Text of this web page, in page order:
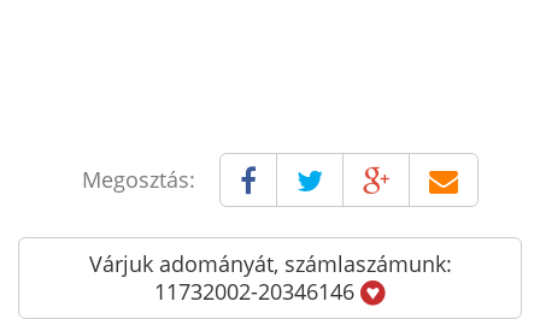
Megosztás:
Várjuk adományát, számlaszámunk:
11732002-20346146